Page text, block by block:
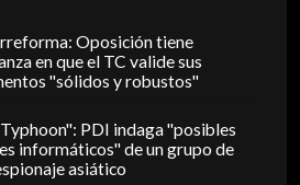
Oposición tiene
en que el TC valide sus
"sólidos y robustos"
PDI indaga "posibles
informáticos" de un grupo de
asiático